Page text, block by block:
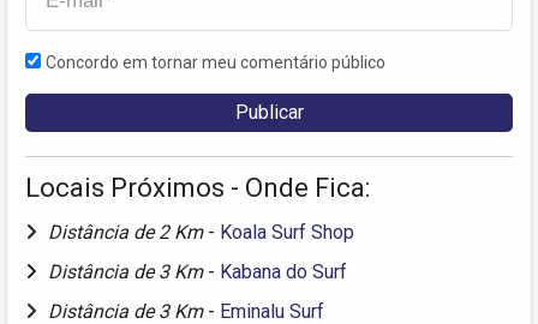
Concordo em tornar meu comentário público
Locais Próximos - Onde Fica:
Distância de 2 Km - Koala Surf Shop
Distância de 3 Km - Kabana do Surf
Distância de 3 Km - Eminalu Surf